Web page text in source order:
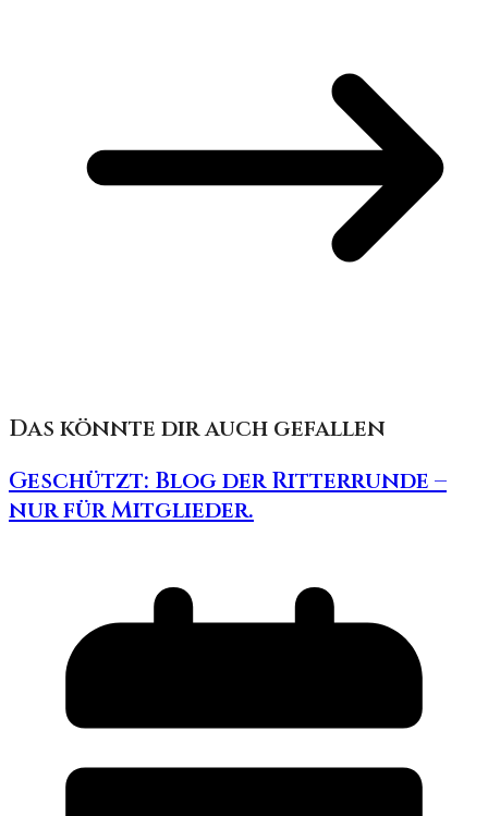
Das könnte dir auch gefallen
Geschützt: Blog der Ritterrunde –
nur für Mitglieder.